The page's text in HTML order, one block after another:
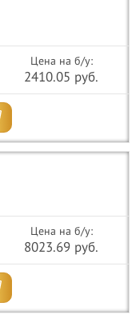
Цена на б/у:
2410.05 руб.
Цена на б/у:
8023.69 руб.